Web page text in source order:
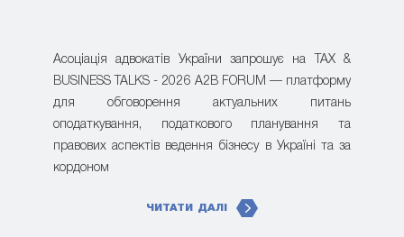
Асоціація адвокатів України запрошує на TAX &
BUSINESS TALKS - 2026 A2B FORUM — платформу
для обговорення актуальних питань
оподаткування, податкового планування та
правових аспектів ведення бізнесу в Україні та за
кордоном
ЧИТАТИ ДАЛІ